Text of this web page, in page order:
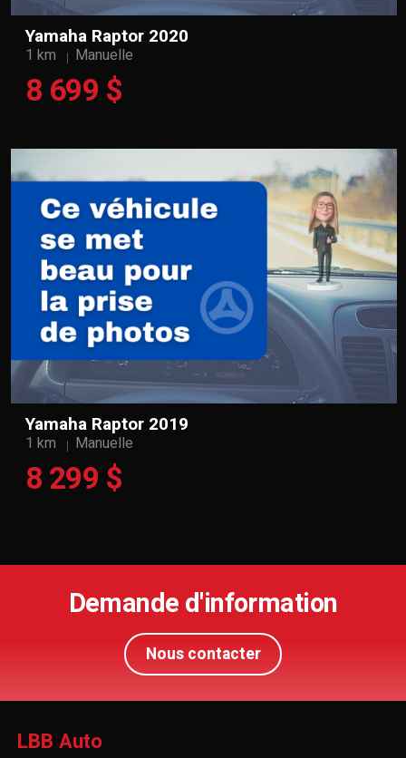
Yamaha Raptor 2020
1 km Manuelle
8 699 $
Yamaha Raptor 2019
1 km Manuelle
8 299 $
Demande d'information
Nous contacter
LBB Auto